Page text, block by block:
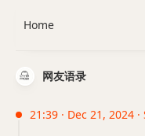
网友语录
21:39 · Dec 21, 2024 ·
Home